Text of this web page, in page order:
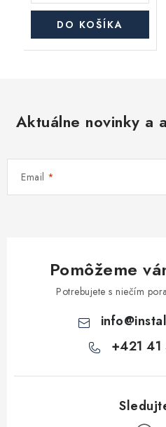
DO KOŠÍKA
Aktuálne novinky a
Email
Pomôžeme
Potrebujete s niečím
info@
+421